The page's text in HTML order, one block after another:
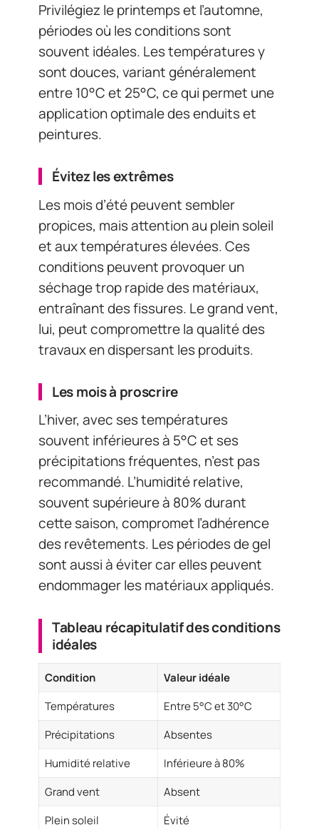
Privilégiez le printemps et l’automne,
périodes où les conditions sont
souvent idéales. Les températures y
sont douces, variant généralement
entre 10°C et 25°C, ce qui permet une
application optimale des enduits et
peintures.
Évitez les extrêmes
Les mois d’été peuvent sembler
propices, mais attention au plein soleil
et aux températures élevées. Ces
conditions peuvent provoquer un
séchage trop rapide des matériaux,
entraînant des fissures. Le grand vent,
lui, peut compromettre la qualité des
travaux en dispersant les produits.
Les mois à proscrire
L’hiver, avec ses températures
souvent inférieures à 5°C et ses
précipitations fréquentes, n’est pas
recommandé. L’humidité relative,
souvent supérieure à 80% durant
cette saison, compromet l’adhérence
des revêtements. Les périodes de gel
sont aussi à éviter car elles peuvent
endommager les matériaux appliqués.
Tableau récapitulatif des conditions
idéales
Condition
Valeur idéale
Températures
Entre 5°C et 30°C
Précipitations
Absentes
Humidité relative
Inférieure à 80%
Grand vent
Absent
Plein soleil
Évité